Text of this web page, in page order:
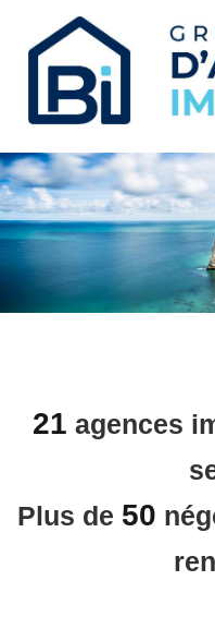
21 agences
Plus de 50